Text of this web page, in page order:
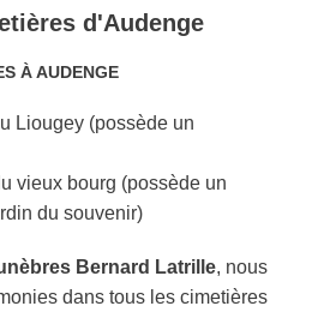
d'Audenge
À AUDENGE
Liougey (possède un
vieux bourg (possède un
du souvenir)
Bernard Latrille, nous
dans tous les cimetières